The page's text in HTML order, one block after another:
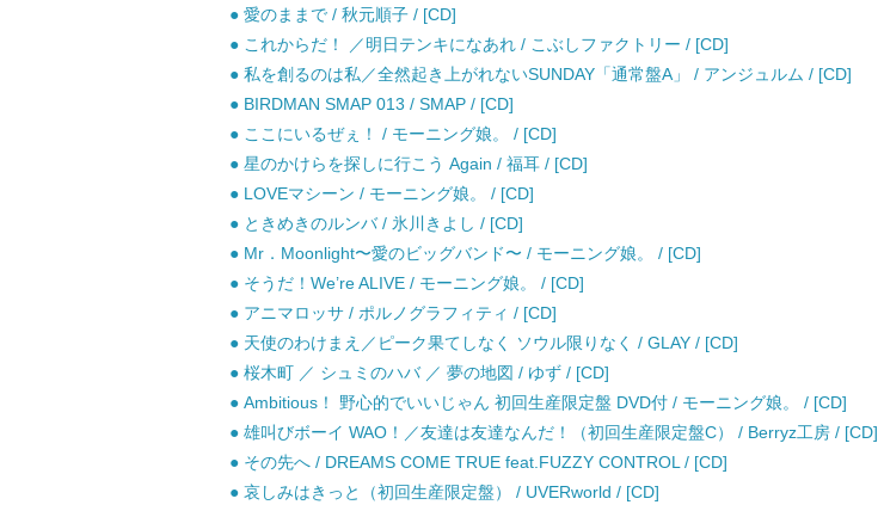
● 愛のままで / 秋元順子 / [CD]
● これからだ！ ／明日テンキになあれ / こぶしファクトリー / [CD]
● 私を創るのは私／全然起き上がれないSUNDAY「通常盤A」 / アンジュルム / [CD]
● BIRDMAN SMAP 013 / SMAP / [CD]
● ここにいるぜぇ！ / モーニング娘。 / [CD]
● 星のかけらを探しに行こう Again / 福耳 / [CD]
● LOVEマシーン / モーニング娘。 / [CD]
● ときめきのルンバ / 氷川きよし / [CD]
● Mr．Moonlight〜愛のビッグバンド〜 / モーニング娘。 / [CD]
● そうだ！We’re ALIVE / モーニング娘。 / [CD]
● アニマロッサ / ポルノグラフィティ / [CD]
● 天使のわけまえ／ピーク果てしなく ソウル限りなく / GLAY / [CD]
● 桜木町 ／ シュミのハバ ／ 夢の地図 / ゆず / [CD]
● Ambitious！ 野心的でいいじゃん 初回生産限定盤 DVD付 / モーニング娘。 / [CD]
● 雄叫びボーイ WAO！／友達は友達なんだ！（初回生産限定盤C） / Berryz工房 / [CD]
● その先へ / DREAMS COME TRUE feat.FUZZY CONTROL / [CD]
● 哀しみはきっと（初回生産限定盤） / UVERworld / [CD]